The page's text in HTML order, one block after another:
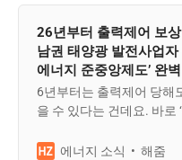
26년부터 출력제어 보
남권 태양광 발전사업자
에너지 준중앙제도’ 완
6년부터는 출력제어 당해
을 수 있다는 건데요. 바로
발전제도)’ 덕분인데요. 출
에너지 소식 해줌